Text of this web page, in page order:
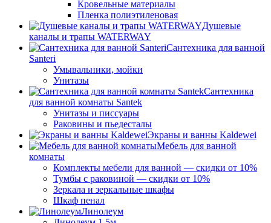
Кровельные материалы
Пленка полиэтиленовая
Душевые
каналы и трапы WATERWAY
Сантехника для ванной
Santeri
Умывальники, мойки
Унитазы
Сантехника
для ванной комнаты Santek
Унитазы и писсуары
Раковины и пьедесталы
Экраны и ванны Kaldewei
Мебель для ванной
комнаты
Комплекты мебели для ванной — скидки от 10%
Тумбы с раковиной — скидки от 10%
Зеркала и зеркальные шкафы
Шкаф пенал
Линолеум